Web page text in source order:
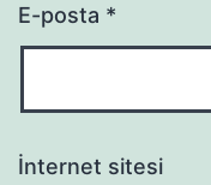
E-posta *
İnternet sitesi